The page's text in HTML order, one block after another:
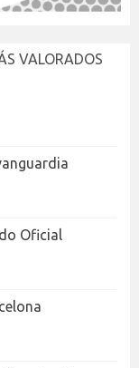
VALORADOS
Oficial